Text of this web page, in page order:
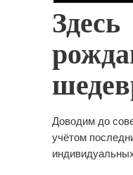
Здесь
Доводим до
учётом